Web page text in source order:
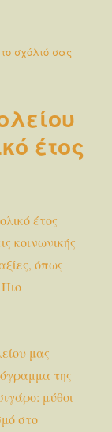
σχόλιό σας
κατά
έτος
έτος
κοινωνικής
όπως
μας
της
μύθοι
στο